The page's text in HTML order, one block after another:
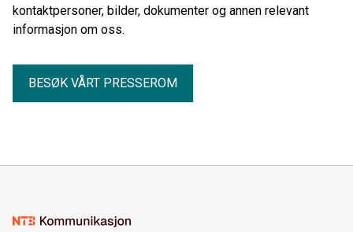
kontaktpersoner, bilder, dokumenter og annen relevant
informasjon om oss.
BESØK VÅRT PRESSEROM